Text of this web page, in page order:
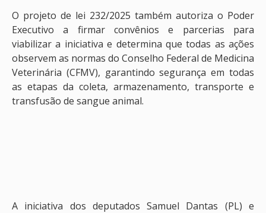
O projeto de lei 232/2025 também autoriza o Poder
Executivo a firmar convênios e parcerias para
viabilizar a iniciativa e determina que todas as ações
observem as normas do Conselho Federal de Medicina
Veterinária (CFMV), garantindo segurança em todas
as etapas da coleta, armazenamento, transporte e
transfusão de sangue animal.
A iniciativa dos deputados Samuel Dantas (PL) e